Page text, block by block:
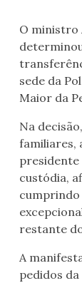
O ministro
sede da
Maior da
Na
familiares,
presidente
custódia,
cumprindo
restante
A
pedidos